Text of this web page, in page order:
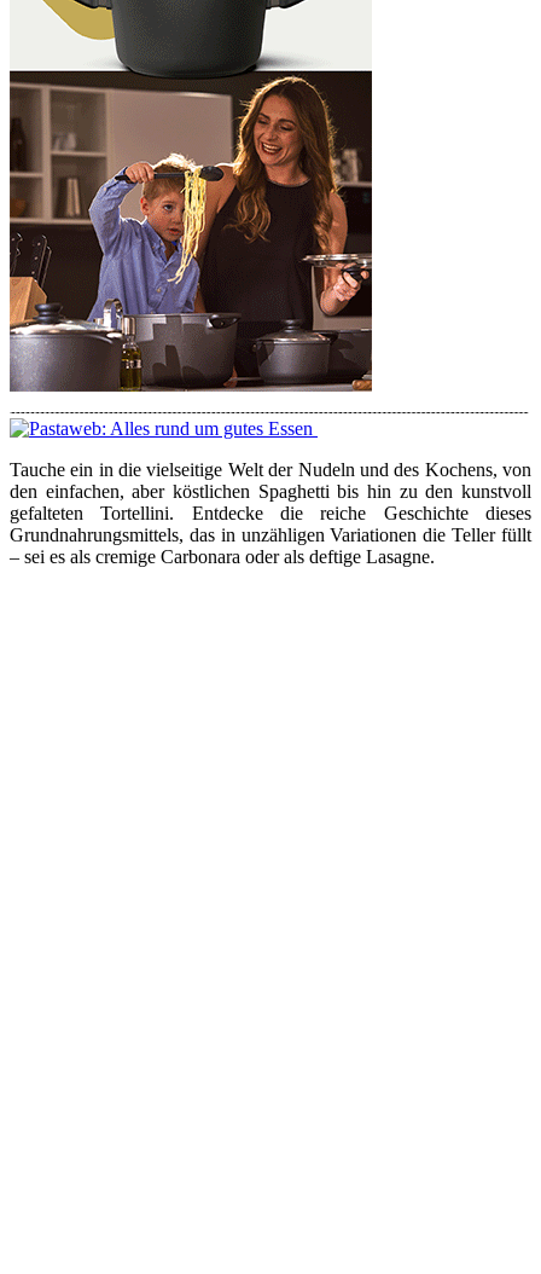
Tauche ein in die vielseitige Welt der Nudeln und des Kochens, von
den einfachen, aber köstlichen Spaghetti bis hin zu den kunstvoll
gefalteten Tortellini. Entdecke die reiche Geschichte dieses
Grundnahrungsmittels, das in unzähligen Variationen die Teller füllt
– sei es als cremige Carbonara oder als deftige Lasagne.